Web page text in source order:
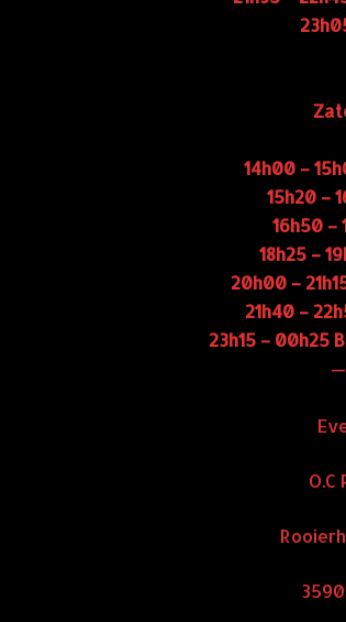
14h00 –
15h20 –
16h50 –
18h25 –
20h00 –
21h40 –
23h15 – 00h25
O.C